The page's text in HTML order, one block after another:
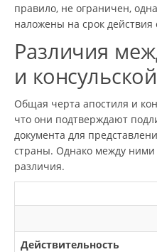
правило, не ограничен,
наложены на срок действия
Различия
и
Общая черта апостиля и
что они подтверждают
документа для
страны. Однако между ними
различия.
Действительность